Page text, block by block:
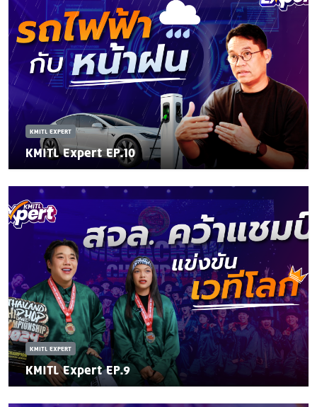
KMITL EXPERT
KMITL Expert EP.10
KMITL EXPERT
KMITL Expert EP.9